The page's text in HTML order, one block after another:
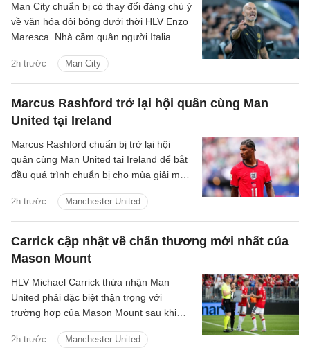
2h trước Man City
Man City chuẩn bị có thay đổi đáng chú ý
về văn hóa đội bóng dưới thời HLV Enzo
Maresca. Nhà cầm quân người Italia
chọn đội trưởng từng được Pep
Guardiola duy trì trong nhiều năm.
Marcus Rashford trở lại hội quân cùng Man
United tại Ireland
2h trước Manchester United
Marcus Rashford chuẩn bị trở lại hội
quân cùng Man United tại Ireland để bắt
đầu quá trình chuẩn bị cho mùa giải mới.
Carrick xác nhận.
Carrick cập nhật về chấn thương mới nhất của
Mason Mount
2h trước Manchester United
HLV Michael Carrick thừa nhận Man
United phải đặc biệt thận trọng với
trường hợp của Mason Mount sau khi
vì vấn đề thể trạng trong trận hòa 1-1 với